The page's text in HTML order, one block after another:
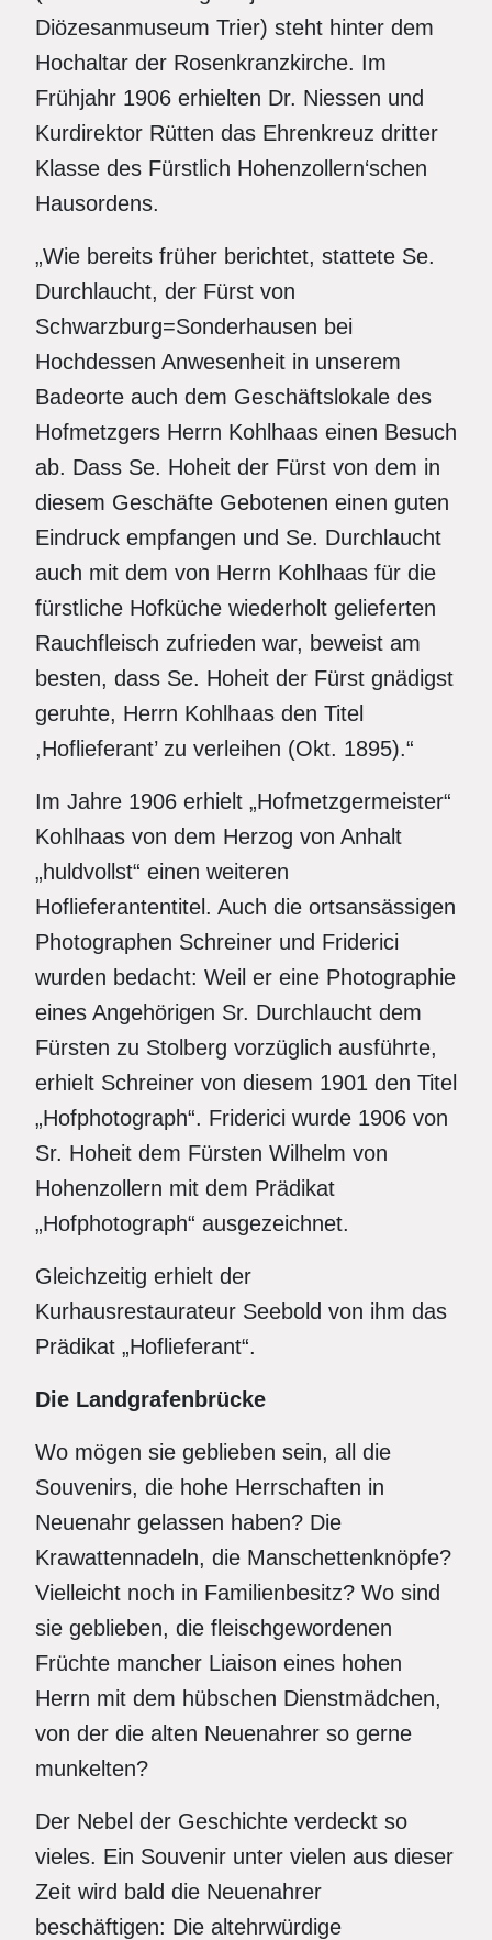
Diözesanmuseum Trier) steht hinter dem
Hochaltar der Rosenkranzkirche. Im
Frühjahr 1906 erhielten Dr. Niessen und
Kurdirektor Rütten das Ehrenkreuz dritter
Klasse des Fürstlich Hohenzollern‘schen
Hausordens.
„Wie bereits früher berichtet, stattete Se.
Durchlaucht, der Fürst von
Schwarzburg=Sonderhausen bei
Hochdessen Anwesenheit in unserem
Badeorte auch dem Geschäftslokale des
Hofmetzgers Herrn Kohlhaas einen Besuch
ab. Dass Se. Hoheit der Fürst von dem in
diesem Geschäfte Gebotenen einen guten
Eindruck empfangen und Se. Durchlaucht
auch mit dem von Herrn Kohlhaas für die
fürstliche Hofküche wiederholt gelieferten
Rauchfleisch zufrieden war, beweist am
besten, dass Se. Hoheit der Fürst gnädigst
geruhte, Herrn Kohlhaas den Titel
,Hoflieferant’ zu verleihen (Okt. 1895).“
Im Jahre 1906 erhielt „Hofmetzgermeister“
Kohlhaas von dem Herzog von Anhalt
„huldvollst“ einen weiteren
Hoflieferantentitel. Auch die ortsansässigen
Photographen Schreiner und Friderici
wurden bedacht: Weil er eine Photographie
eines Angehörigen Sr. Durchlaucht dem
Fürsten zu Stolberg vorzüglich ausführte,
erhielt Schreiner von diesem 1901 den Titel
„Hofphotograph“. Friderici wurde 1906 von
Sr. Hoheit dem Fürsten Wilhelm von
Hohenzollern mit dem Prädikat
„Hofphotograph“ ausgezeichnet.
Gleichzeitig erhielt der
Kurhausrestaurateur Seebold von ihm das
Prädikat „Hoflieferant“.
Die Landgrafenbrücke
Wo mögen sie geblieben sein, all die
Souvenirs, die hohe Herrschaften in
Neuenahr gelassen haben? Die
Krawattennadeln, die Manschettenknöpfe?
Vielleicht noch in Familienbesitz? Wo sind
sie geblieben, die fleischgewordenen
Früchte mancher Liaison eines hohen
Herrn mit dem hübschen Dienstmädchen,
von der die alten Neuenahrer so gerne
munkelten?
Der Nebel der Geschichte verdeckt so
vieles. Ein Souvenir unter vielen aus dieser
Zeit wird bald die Neuenahrer
beschäftigen: Die altehrwürdige